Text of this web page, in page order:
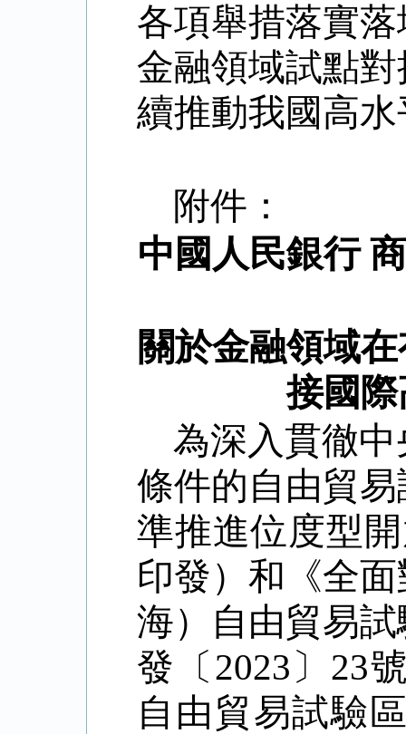
各項舉措落實
金融領域試點
續推動我國高
附件：
中國人民銀行
關於金融領域
接國
為深入貫徹
條件的自由貿
準推進位度型
印發）和《全
海）自由貿易
發〔 2023 〕 23
自由貿易試驗